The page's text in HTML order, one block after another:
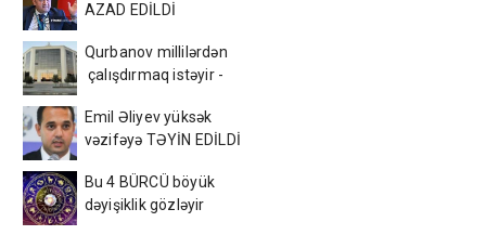
AZAD EDİLDİ
Qurbanov millilərdən
çalışdırmaq istəyir -
Emil Əliyev yüksək
vəzifəyə TƏYİN EDİLDİ
Bu 4 BÜRCÜ böyük
dəyişiklik gözləyir